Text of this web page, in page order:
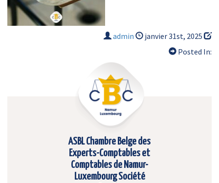
admin
janvier 31st, 2025
Posted In:
ASBL Chambre Belge des
Experts-Comptables et
Comptables de Namur-
Luxembourg Société